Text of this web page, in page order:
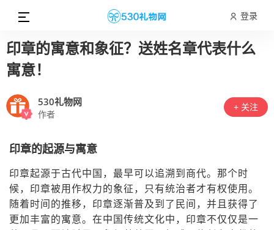
登录
印章的寓意和象征？送姓名章代表什么
寓意！
530礼物网
作者
+ 关注
印章的起源与寓意
印章起源于古代中国，最早可以追溯到商代。那个时
候，印章被用作权力的象征，只有统治者才有权使用。
随着时间的推移，印章逐渐普及到了民间，并且获得了
更加丰富的寓意。在中国传统文化中，印章不仅仅是一